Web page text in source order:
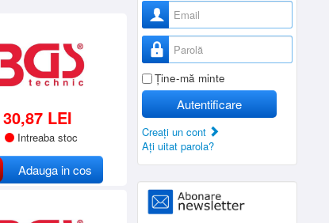
30,87 LEI
Intreaba stoc
Adauga in cos
Nume utilizator
Parolă
Ţine-mă minte
Autentificare
Creaţi un cont
Aţi uitat parola?